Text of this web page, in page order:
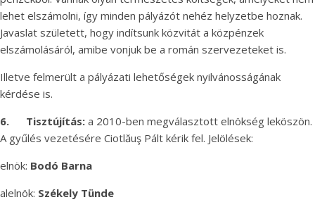
lehet elszámolni, így minden pályázót nehéz helyzetbe hoznak.
Javaslat született, hogy indítsunk közvitát a közpénzek
elszámolásáról, amibe vonjuk be a román szervezeteket is.
Illetve felmerült a pályázati lehetőségek nyilvánosságának
kérdése is.
6. Tisztújítás: a 2010-ben megválasztott elnökség leköszön.
A gyűlés vezetésére Ciotlăuş Pált kérik fel. Jelölések:
elnök: Bodó Barna
alelnök: Székely Tünde